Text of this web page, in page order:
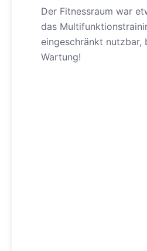
Der Fitnessraum war
das
eingeschränkt nutzbar,
Wartung!